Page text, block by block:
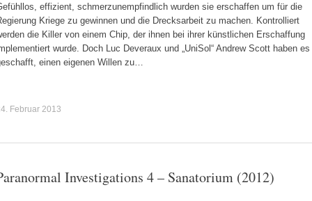
effizient, schmerzunempfindlich wurden sie erschaffen um für die
Kriege zu gewinnen und die Drecksarbeit zu machen. Kontrolliert
die Killer von einem Chip, der ihnen bei ihrer künstlichen Erschaffung
wurde. Doch Luc Deveraux und „UniSol“ Andrew Scott haben es
einen eigenen Willen zu…
Februar 2013
Investigations 4 – Sanatorium (2012)